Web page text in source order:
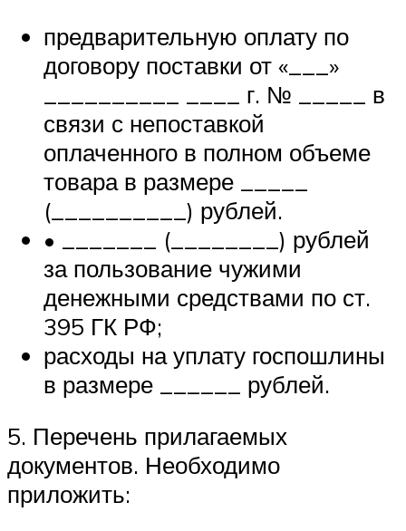
предварительную оплату по
договору поставки от «___»
__________ ____ г. № _____ в
связи с непоставкой
оплаченного в полном объеме
товара в размере _____
(__________) рублей.
• _______ (________) рублей
за пользование чужими
денежными средствами по ст.
395 ГК РФ;
расходы на уплату госпошлины
в размере ______ рублей.
5. Перечень прилагаемых
документов. Необходимо
приложить: